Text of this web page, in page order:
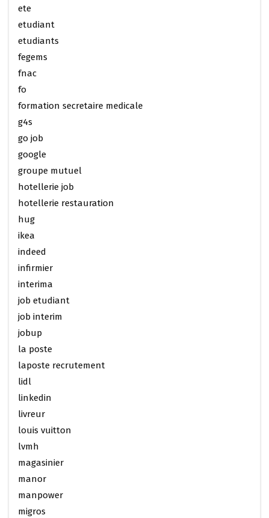
ete
etudiant
etudiants
fegems
fnac
fo
formation secretaire medicale
g4s
go job
google
groupe mutuel
hotellerie job
hotellerie restauration
hug
ikea
indeed
infirmier
interima
job etudiant
job interim
jobup
la poste
laposte recrutement
lidl
linkedin
livreur
louis vuitton
lvmh
magasinier
manor
manpower
migros